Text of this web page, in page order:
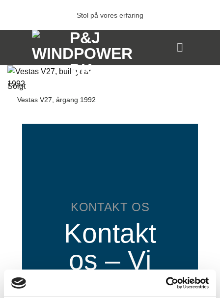
indhold
Stol på vores erfaring
Solgt
Vestas V27, årgang 1992
KONTAKT OS
Kontakt
os – Vi